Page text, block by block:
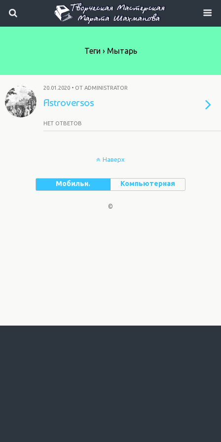
Теги › Мытарь
20.01.2020 • ОТ ADMINISTRATOR
Astroversos
НЕТ ОТВЕТОВ
Наверх
Мобильн. Компьютерная
©